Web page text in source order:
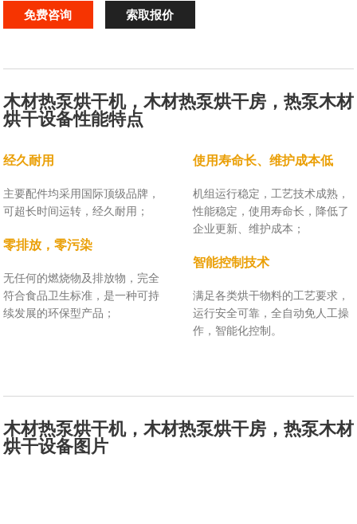
免费咨询 索取报价
木材热泵烘干机，木材热泵烘干房，热泵木材
烘干设备性能特点
经久耐用
主要配件均采用国际顶级品牌，
可超长时间运转，经久耐用；
零排放，零污染
无任何的燃烧物及排放物，完全
符合食品卫生标准，是一种可持
续发展的环保型产品；
使用寿命长、维护成本低
机组运行稳定，工艺技术成熟，
性能稳定，使用寿命长，降低了
企业更新、维护成本；
智能控制技术
满足各类烘干物料的工艺要求，
运行安全可靠，全自动免人工操
作，智能化控制。
木材热泵烘干机，木材热泵烘干房，热泵木材
烘干设备图片